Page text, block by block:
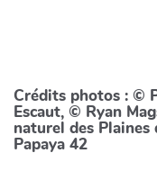
Crédits photos : ©
Escaut, © Ryan
naturel des
Papaya 42